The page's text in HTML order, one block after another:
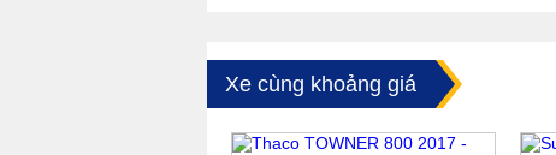
Xe cùng khoảng giá